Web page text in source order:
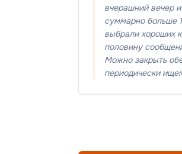
вчерашний вечер
суммарно больше
выбрали хороших
половину
Можно закрыть
периодически